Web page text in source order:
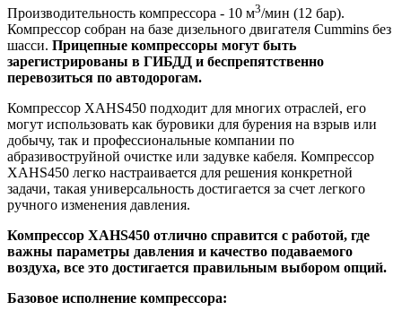
Производительность компрессора - 10 м3/мин (12 бар).
Компрессор собран на базе дизельного двигателя Cummins без
шасси. Прицепные компрессоры могут быть
зарегистрированы в ГИБДД и беспрепятственно
перевозиться по автодорогам.
Компрессор XAHS450 подходит для многих отраслей, его
могут использовать как буровики для бурения на взрыв или
добычу, так и профессиональные компании по
абразивоструйной очистке или задувке кабеля. Компрессор
XAHS450 легко настраивается для решения конкретной
задачи, такая универсальность достигается за счет легкого
ручного изменения давления.
Компрессор XAHS450 отлично справится с работой, где
важны параметры давления и качество подаваемого
воздуха, все это достигается правильным выбором опций.
Базовое исполнение компрессора: